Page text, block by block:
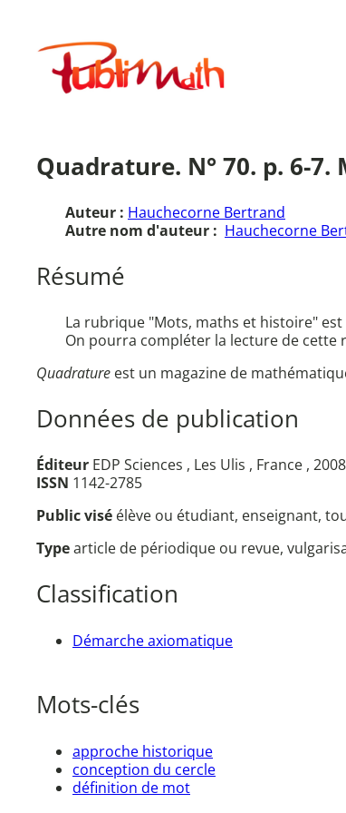
contenuPublimath
Quadrature. N° 70. p. 6-
Auteur : Hauchecorne Bertrand
Autre nom d'auteur : Hauchecorne
Résumé
La rubrique "Mots, maths et histoire"
On pourra compléter la lecture de cette
Quadrature est un magazine de
Données de publication
Éditeur EDP Sciences , Les Ulis , France , 2008
ISSN 1142-2785
Public visé élève ou étudiant, enseignant,
Typearticle de périodique ou revue,
Classification
Démarche axiomatique
Mots-clés
approche historique
conception du cercle
définition de mot